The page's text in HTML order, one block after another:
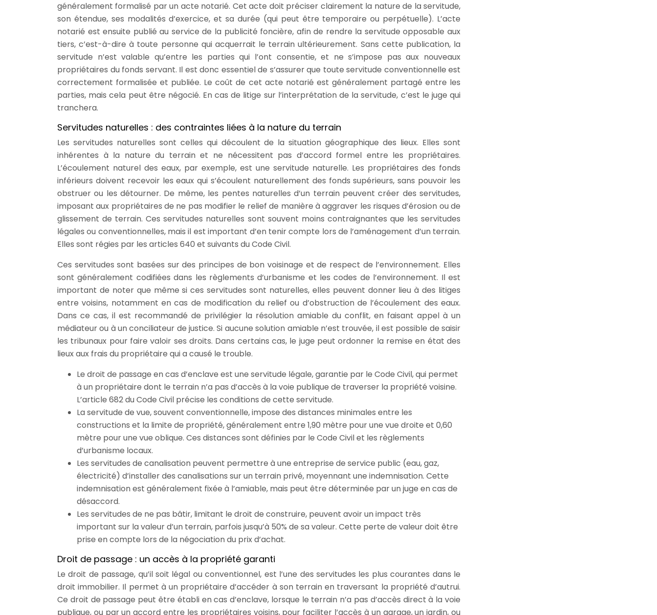
généralement formalisé par un acte notarié. Cet acte doit préciser clairement la nature de la servitude,
son étendue, ses modalités d’exercice, et sa durée (qui peut être temporaire ou perpétuelle). L’acte
notarié est ensuite publié au service de la publicité foncière, afin de rendre la servitude opposable aux
tiers, c’est-à-dire à toute personne qui acquerrait le terrain ultérieurement. Sans cette publication, la
servitude n’est valable qu’entre les parties qui l’ont consentie, et ne s’impose pas aux nouveaux
propriétaires du fonds servant. Il est donc essentiel de s’assurer que toute servitude conventionnelle est
correctement formalisée et publiée. Le coût de cet acte notarié est généralement partagé entre les
parties, mais cela peut être négocié. En cas de litige sur l’interprétation de la servitude, c’est le juge qui
tranchera.
Servitudes naturelles : des contraintes liées à la nature du terrain
Les servitudes naturelles sont celles qui découlent de la situation géographique des lieux. Elles sont
inhérentes à la nature du terrain et ne nécessitent pas d’accord formel entre les propriétaires.
L’écoulement naturel des eaux, par exemple, est une servitude naturelle. Les propriétaires des fonds
inférieurs doivent recevoir les eaux qui s’écoulent naturellement des fonds supérieurs, sans pouvoir les
obstruer ou les détourner. De même, les pentes naturelles d’un terrain peuvent créer des servitudes,
imposant aux propriétaires de ne pas modifier le relief de manière à aggraver les risques d’érosion ou de
glissement de terrain. Ces servitudes naturelles sont souvent moins contraignantes que les servitudes
légales ou conventionnelles, mais il est important d’en tenir compte lors de l’aménagement d’un terrain.
Elles sont régies par les articles 640 et suivants du Code Civil.
Ces servitudes sont basées sur des principes de bon voisinage et de respect de l’environnement. Elles
sont généralement codifiées dans les règlements d’urbanisme et les codes de l’environnement. Il est
important de noter que même si ces servitudes sont naturelles, elles peuvent donner lieu à des litiges
entre voisins, notamment en cas de modification du relief ou d’obstruction de l’écoulement des eaux.
Dans ce cas, il est recommandé de privilégier la résolution amiable du conflit, en faisant appel à un
médiateur ou à un conciliateur de justice. Si aucune solution amiable n’est trouvée, il est possible de saisir
les tribunaux pour faire valoir ses droits. Dans certains cas, le juge peut ordonner la remise en état des
lieux aux frais du propriétaire qui a causé le trouble.
Le droit de passage en cas d’enclave est une servitude légale, garantie par le Code Civil, qui permet
à un propriétaire dont le terrain n’a pas d’accès à la voie publique de traverser la propriété voisine.
L’article 682 du Code Civil précise les conditions de cette servitude.
La servitude de vue, souvent conventionnelle, impose des distances minimales entre les
constructions et la limite de propriété, généralement entre 1,90 mètre pour une vue droite et 0,60
mètre pour une vue oblique. Ces distances sont définies par le Code Civil et les règlements
d’urbanisme locaux.
Les servitudes de canalisation peuvent permettre à une entreprise de service public (eau, gaz,
électricité) d’installer des canalisations sur un terrain privé, moyennant une indemnisation. Cette
indemnisation est généralement fixée à l’amiable, mais peut être déterminée par un juge en cas de
désaccord.
Les servitudes de ne pas bâtir, limitant le droit de construire, peuvent avoir un impact très
important sur la valeur d’un terrain, parfois jusqu’à 50% de sa valeur. Cette perte de valeur doit être
prise en compte lors de la négociation du prix d’achat.
Droit de passage : un accès à la propriété garanti
Le droit de passage, qu’il soit légal ou conventionnel, est l’une des servitudes les plus courantes dans le
droit immobilier. Il permet à un propriétaire d’accéder à son terrain en traversant la propriété d’autrui.
Ce droit de passage peut être établi en cas d’enclave, lorsque le terrain n’a pas d’accès direct à la voie
publique, ou par un accord entre les propriétaires voisins, pour faciliter l’accès à un garage, un jardin, ou